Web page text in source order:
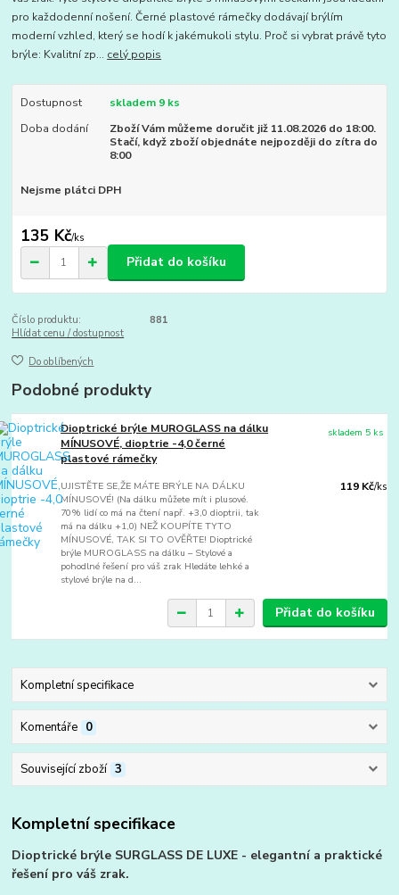
pro každodenní nošení. Černé plastové rámečky dodávají brýlím
moderní vzhled, který se hodí k jakémukoli stylu. Proč si vybrat právě tyto
brýle: Kvalitní zp... celý popis
Dostupnost
skladem 9 ks
Doba dodání
Zboží Vám můžeme doručit již 11.08.2026 do 18:00.
Stačí, když zboží objednáte nejpozději do zítra do
8:00
Nejsme plátci DPH
135 Kč/ks
Přidat do košíku
Číslo produktu:
881
Hlídat cenu / dostupnost
Do oblíbených
Podobné produkty
Dioptrické brýle MUROGLASS na dálku
MÍNUSOVÉ, dioptrie -4,0 černé
plastové rámečky
UJISTĚTE SE,ŽE MÁTE BRÝLE NA DÁLKU
MÍNUSOVÉ! (Na dálku můžete mít i plusové.
70% lidí co má na čtení např. +3,0 dioptrii, tak
má na dálku +1,0) NEŽ KOUPÍTE TYTO
MÍNUSOVÉ, TAK SI TO OVĚŘTE! Dioptrické
brýle MUROGLASS na dálku – Stylové a
pohodlné řešení pro váš zrak Hledáte lehké a
stylové brýle na d...
119 Kč/ks
skladem 5 ks
Přidat do košíku
Kompletní specifikace
Komentáře 0
Související zboží 3
Kompletní specifikace
Dioptrické brýle SURGLASS DE LUXE - elegantní a praktické
řešení pro váš zrak.